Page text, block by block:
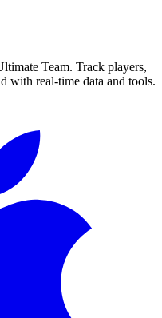
Team. Track players,
with real-time data and tools.